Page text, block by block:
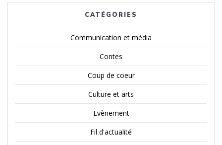
CATÉGORIES
Communication et média
Contes
Coup de coeur
Culture et arts
Evènement
Fil d'actualité